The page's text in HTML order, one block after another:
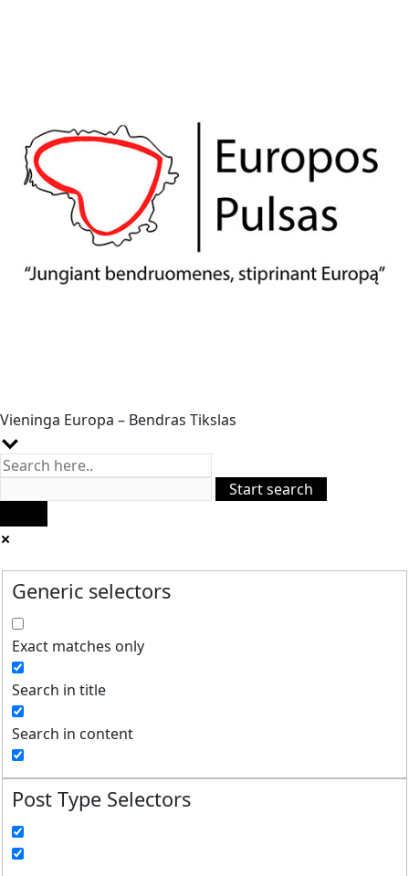
Vieninga Europa – Bendras Tikslas
Generic selectors
Exact matches only
Search in title
Search in content
Post Type Selectors